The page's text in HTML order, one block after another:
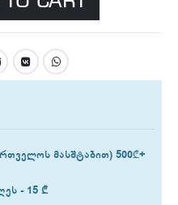
მასშტაბით) 500₾+
-15 ₾